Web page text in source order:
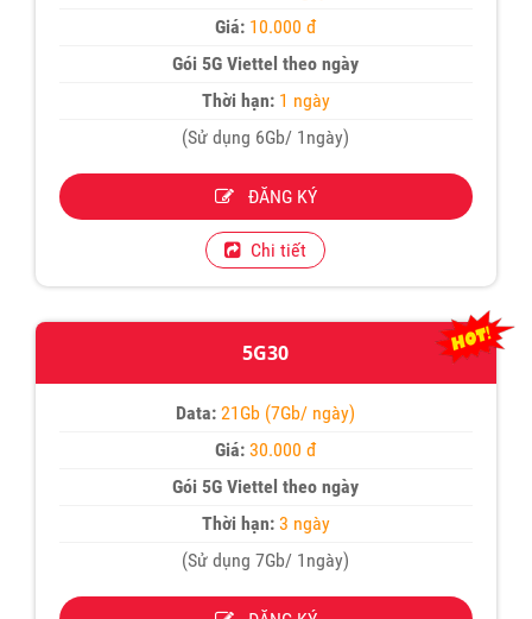
Giá: 10.000 đ
Gói 5G Viettel theo ngày
Thời hạn:1 ngày
(Sử dụng 6Gb/ 1ngày)
ĐĂNG KÝ
Chi tiết
5G30
Data: 21Gb (7Gb/ ngày)
Giá:30.000 đ
Gói 5G Viettel theo ngày
Thời hạn:3 ngày
(Sử dụng 7Gb/ 1ngày)